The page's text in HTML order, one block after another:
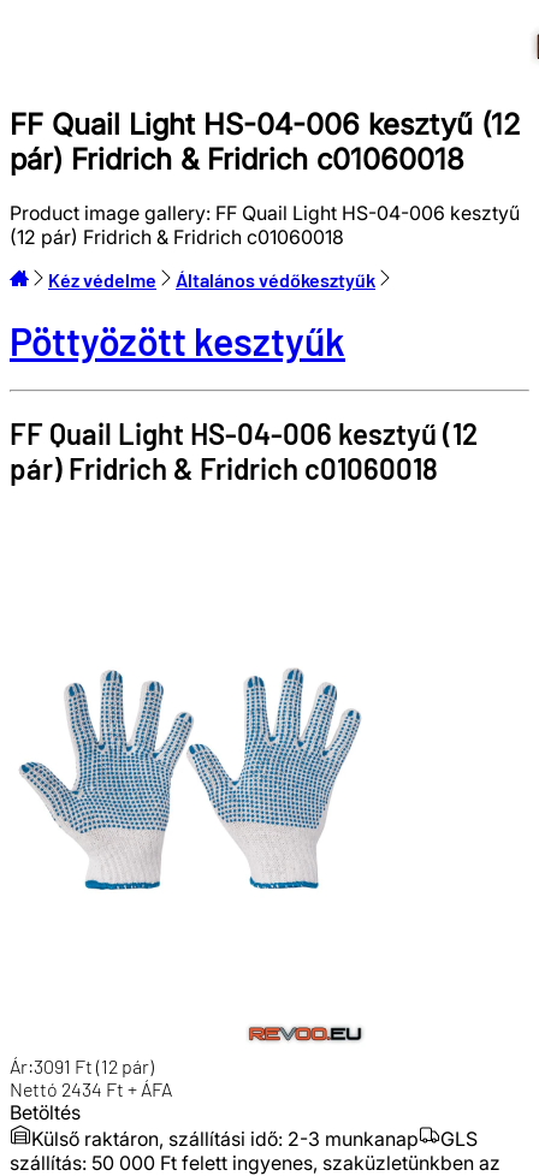
FF Quail Light HS-04-006 kesztyű (12
pár) Fridrich & Fridrich c01060018
Product image gallery: FF Quail Light HS-04-006 kesztyű
(12 pár) Fridrich & Fridrich c01060018
Kéz védelme Általános védőkesztyűk
Pöttyözött kesztyűk
FF Quail Light HS-04-006 kesztyű (12
pár) Fridrich & Fridrich c01060018
Ár:3091 Ft (12 pár)
Nettó 2434 Ft + ÁFA
Betöltés
Külső raktáron, szállítási idő: 2-3 munkanap
GLS
szállítás: 50 000 Ft felett ingyenes, szaküzletünkben az